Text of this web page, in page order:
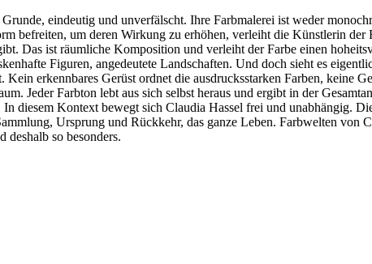
eindeutig und unverfälscht. Ihre Farbmalerei ist weder
befreiten, um deren Wirkung zu erhöhen, verleiht die Künstlerin der
Das ist räumliche Komposition und verleiht der Farbe einen
Figuren, angedeutete Landschaften. Und doch sieht es
erkennbares Gerüst ordnet die ausdrucksstarken Farben, keine
Jeder Farbton lebt aus sich selbst heraus und ergibt in der
diesem Kontext bewegt sich Claudia Hassel frei und unabhängig.
Ursprung und Rückkehr, das ganze Leben. Farbwelten von
deshalb so besonders.